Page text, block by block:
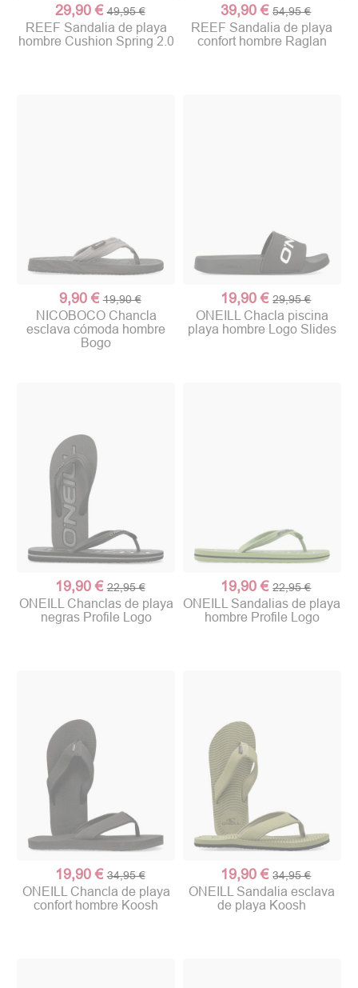
29,90 € 49,95 €
REEF Sandalia de playa
hombre Cushion Spring 2.0
39,90 € 54,95 €
REEF Sandalia de playa
confort hombre Raglan
9,90 € 19,90 €
NICOBOCO Chancla
esclava cómoda hombre
Bogo
19,90 € 29,95 €
ONEILL Chacla piscina
playa hombre Logo Slides
19,90 € 22,95 €
ONEILL Chanclas de playa
negras Profile Logo
19,90 € 22,95 €
ONEILL Sandalias de playa
hombre Profile Logo
19,90 € 34,95 €
ONEILL Chancla de playa
confort hombre Koosh
19,90 € 34,95 €
ONEILL Sandalia esclava
de playa Koosh